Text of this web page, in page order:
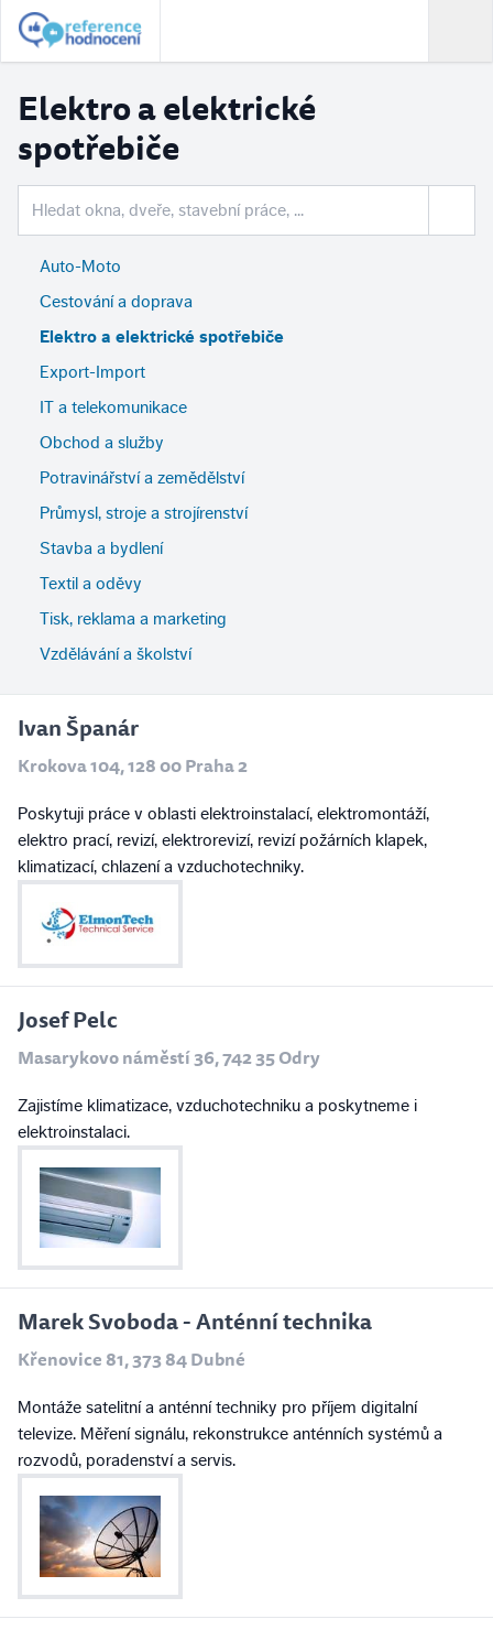
Elektro a elektrické
spotřebiče
Auto-Moto
Cestování a doprava
Elektro a elektrické spotřebiče
Export-Import
IT a telekomunikace
Obchod a služby
Potravinářství a zemědělství
Průmysl, stroje a strojírenství
Stavba a bydlení
Textil a oděvy
Tisk, reklama a marketing
Vzdělávání a školství
Ivan Španár
Krokova 104, 128 00 Praha 2
Poskytuji práce v oblasti elektroinstalací, elektromontáží,
elektro prací, revizí, elektrorevizí, revizí požárních klapek,
klimatizací, chlazení a vzduchotechniky.
Josef Pelc
Masarykovo náměstí 36, 742 35 Odry
Zajistíme klimatizace, vzduchotechniku a poskytneme i
elektroinstalaci.
Marek Svoboda - Anténní technika
Křenovice 81, 373 84 Dubné
Montáže satelitní a anténní techniky pro příjem digitalní
televize. Měření signálu, rekonstrukce anténních systémů a
rozvodů, poradenství a servis.